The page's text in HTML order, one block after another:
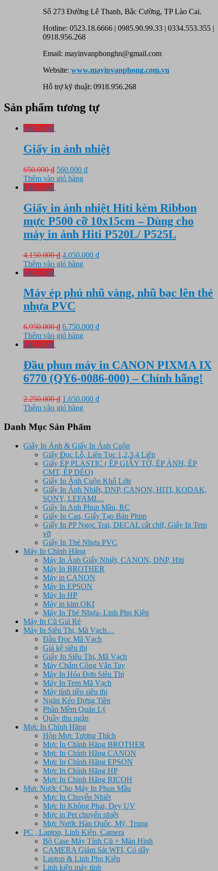
Số 273 Đường Lê Thanh, Bắc Cường, TP Lào Cai.
Hotline: 0523.18.6666 | 0985.90.99.33 | 0334.553.355 |
0918.956.268
Email: mayinvanphonghn@gmail.com
Website: www.mayinvanphong.com.vn
Hỗ trợ kỹ thuật: 0918.956.268
Sản phẩm tương tự
Giảm giá!
Giấy in ảnh nhiệt
650.000₫ Giá
gốc
560.000 ₫Giá
560.000 ₫.
Thêm vào giỏ hàng
Giảm giá!
Giấy in ảnh nhiệt Hiti kèm Ribbon
mực P500 cỡ 10x15cm – Dùng cho
máy in ảnh Hiti P520L/ P525L
4.150.000₫ Giá
gốc
4.050.000 ₫Giá
4.050.000 ₫.
Thêm vào giỏ hàng
Giảm giá!
Máy ép phủ nhũ vàng, nhũ bạc lên thẻ
nhựa PVC
6.950.000₫ Giá
gốc
6.750.000 ₫Giá
6.750.000 ₫.
Thêm vào giỏ hàng
Giảm giá!
Đầu phun máy in CANON PIXMA IX
6770 (QY6-0086-000) – Chính hãng!
2.250.000₫ Giá
gốc
2.250.000 ₫.
1.650.000 ₫Giá
Thêm vào giỏ hàng
Danh Mục Sản Phẩm
Giấy In Ảnh & Giấy In Ảnh Cuộn
Giấy Đục Lỗ, Liên Tục 1,2,3,4 Liên
Giấy ÉP PLASTIC ( ÉP GIẤY TỜ, ÉP ẢNH, ÉP
CMT, ÉP DẺO)
Giấy In Ảnh Cuộn Khổ Lớn
Giấy In Ảnh Nhiêt, DNP, CANON, HITI, KODAK,
SONY, LEFAMI…
Giấy In Anh Phun Mầu, RC
Giấy In Can, Giấy Tạo Bản Phim
Giấy In PP Ngọc Trai, DECAL cắt chữ, Giấy In Tem
vỡ
Giấy In Thẻ Nhựa PVC
Máy In Chính Hãng
Máy In Ảnh Giấy Nhiệt, CANON, DNP, Hiti
Máy In BROTHER
Máy in CANON
Máy In EPSON
Máy In HP
Máy in kim OKI
Máy In Thẻ Nhựa- Linh Phụ Kiện
Máy In Cũ Giá Rẻ
Máy In Siêu Thị, Mã Vạch…
Đầu Đọc Mã Vạch
Giá kệ siêu thị
Giấy In Siêu Thị, Mã Vạch
Máy Chấm Công Vân Tay
Máy In Hóa Đơn Siêu Thị
Máy In Tem Mã Vạch
Máy tính tiền siêu thị
Ngăn Kéo Đựng Tiền
Phần Mềm Quản Lý
Quầy thu ngân
Mực In Chính Hãng
Hộp Mực Tương Thích
Mực In Chính Hãng BROTHER
Mực In Chính Hãng CANON
Mực In Chính Hãng EPSON
Mực In Chính Hãng HP
Mực In Chinh Hãng RICOH
Mưc Nước Cho Máy In Phun Mầu
Mực In Chuyển Nhiêt
Mực In Không Phai, Dey UV
Mực in Pet chuyển nhiệt
Mực Nước Hàn Quốc, Mỹ, Trung
PC , Laptop, Linh Kiện, Camera
Bộ Case Máy Tính Cũ + Màn Hình
CAMERA Giám Sát WFI, Có dây
Laptop & Linh Phụ Kiện
Linh kiện máy tính